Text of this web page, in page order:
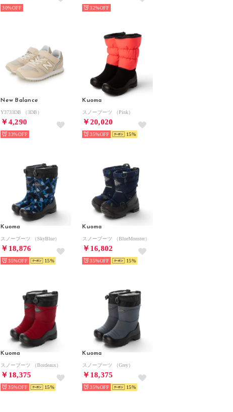
30% 32%
New Balance
Y3733DB （3DB）
￥4,290
33%
Kuoma
スノーブーツ （Pink）
￥20,020
35% 15
Kuoma
スノーブーツ （SkyBlue）
￥18,876
35% 15
Kuoma
スノーブーツ （BlueMonster）
￥16,802
35% 15
Kuoma
スノーブーツ （Bordeaux）
￥18,375
35% 15
Kuoma
スノーブーツ （Grey）
￥18,375
35% 15